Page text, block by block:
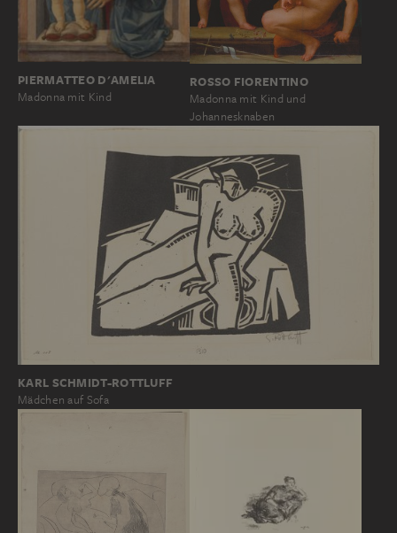
PIERMATTEO D'AMELIA
Madonna mit Kind
ROSSO FIORENTINO
Madonna mit Kind und
Johannesknaben
KARL SCHMIDT-ROTTLUFF
Mädchen auf Sofa